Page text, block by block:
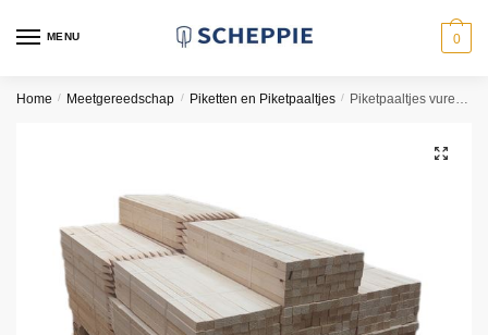
MENU 0
Home / Meetgereedschap / Piketten en Piketpaaltjes / Piketpaaltjes vuren 60cm | 2,2×2,2 | Pallet 1000 stuks
🔍